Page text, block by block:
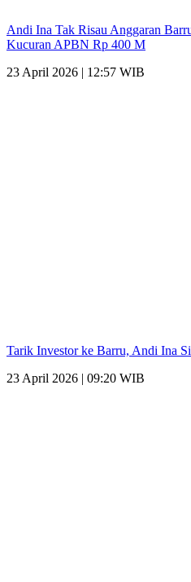
Andi Ina Tak Risau Anggaran
Kucuran APBN Rp 400 M
23 April 2026 | 12:57 WIB
Tarik Investor ke Barru, Andi Ina
23 April 2026 | 09:20 WIB